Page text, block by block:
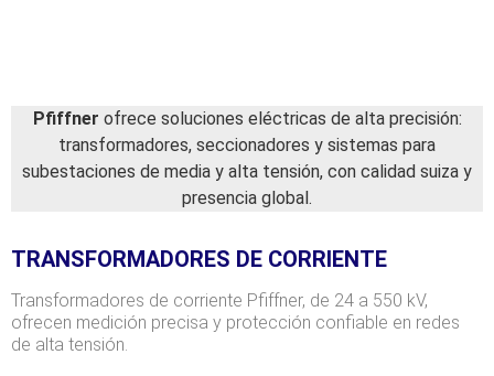
Pfiffner ofrece soluciones eléctricas de alta precisión:
transformadores, seccionadores y sistemas para
subestaciones de media y alta tensión, con calidad suiza y
presencia global.
TRANSFORMADORES DE CORRIENTE
Transformadores de corriente Pfiffner, de 24 a 550 kV,
ofrecen medición precisa y protección confiable en redes
de alta tensión.